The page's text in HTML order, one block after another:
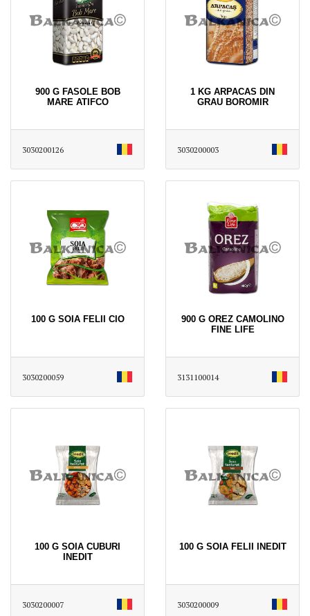
900 G FASOLE BOB
MARE ATIFCO
3030200126
1 KG ARPACAS DIN
GRAU BOROMIR
3030200003
100 G SOIA FELII CIO
3030200059
900 G OREZ CAMOLINO
FINE LIFE
3131100014
100 G SOIA CUBURI
INEDIT
3030200007
100 G SOIA FELII INEDIT
3030200009